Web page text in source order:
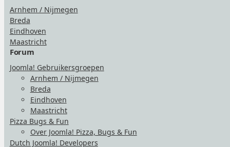
Arnhem / Nijmegen
Breda
Eindhoven
Maastricht
Forum
Joomla! Gebruikersgroepen
Arnhem / Nijmegen
Breda
Eindhoven
Maastricht
Pizza Bugs & Fun
Over Joomla! Pizza, Bugs & Fun
Dutch Joomla! Developers